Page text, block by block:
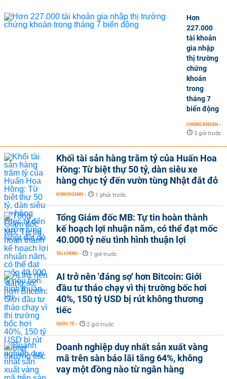
Hơn
227.000
tài khoản
gia nhập
thị trường
chứng
khoán
trong
tháng 7
biến động
CHỨNG KHOÁN -
3 giờ trước
Khối tài sản hàng trăm tỷ của Huấn Hoa
Hồng: Từ biệt thự 50 tỷ, dàn siêu xe
hàng chục tỷ đến vườn tùng Nhật đắt đỏ
KINH DOANH - 1 phút trước
Tổng Giám đốc MB: Tự tin hoàn thành
kế hoạch lợi nhuận năm, có thể đạt mốc
40.000 tỷ nếu tình hình thuận lợi
TÀI CHÍNH - 1 giờ trước
AI trở nên 'đáng sợ' hơn Bitcoin: Giới
đầu tư tháo chạy vì thị trường bốc hơi
40%, 150 tỷ USD bị rút không thương
tiếc
QUỐC TẾ - 2 giờ trước
Doanh nghiệp duy nhất sản xuất vàng
mã trên sàn báo lãi tăng 64%, không
vay một đồng nào từ ngân hàng